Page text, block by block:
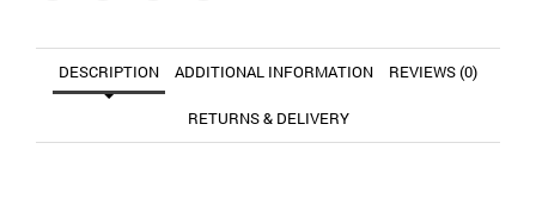
DESCRIPTION ADDITIONAL INFORMATION REVIEWS (0)
RETURNS & DELIVERY